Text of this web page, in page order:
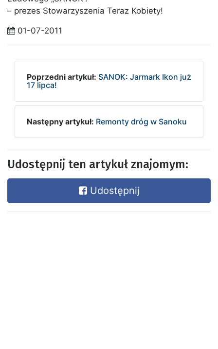
– prezes Stowarzyszenia Teraz Kobiety!
01-07-2011
Poprzedni artykuł: SANOK: Jarmark Ikon już
17 lipca!
Następny artykuł: Remonty dróg w Sanoku
Udostępnij ten artykuł znajomym:
Udostępnij